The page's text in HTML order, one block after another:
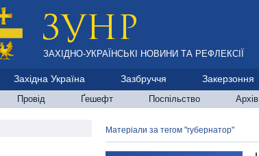
ЗАХІДНО-УКРАЇНСЬКІ НОВИНИ ТА РЕФЛЕКСІЇ
Західна Україна Зазбруччя Закерзоння
Провід Ґешефт Поспільство Архів
Матеріали за тегом "губернатор"